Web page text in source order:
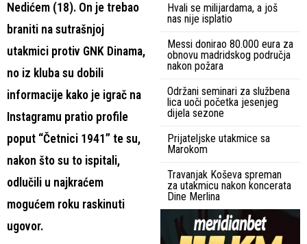
Nedićem (18). On je trebao
braniti na sutrašnjoj
utakmici protiv GNK Dinama,
no iz kluba su dobili
informacije kako je igrač na
Instagramu pratio profile
poput “Četnici 1941” te su,
nakon što su to ispitali,
odlučili u najkraćem
mogućem roku raskinuti
ugovor.
Hvali se milijardama, a još
nas nije isplatio
Messi donirao 80.000 eura za
obnovu madridskog područja
nakon požara
Održani seminari za službena
lica uoči početka jesenjeg
dijela sezone
Prijateljske utakmice sa
Marokom
Travanjak Koševa spreman
za utakmicu nakon koncerata
Dine Merlina